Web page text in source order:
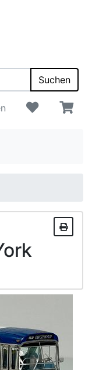
Suchen